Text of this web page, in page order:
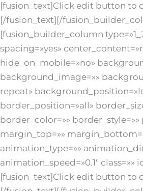
[fusion_text]Click edit button to
[/fusion_text][/
[fusion_builder_column
spacing=»yes»
hide_on_mobile=»no»
background_image=»»
repeat»
border_position=»all»
border_color=»» border_style=»»
margin_top=»»
animation_type=»»
animation_speed=»0.1″ class=»»
[fusion_text]Click edit button to